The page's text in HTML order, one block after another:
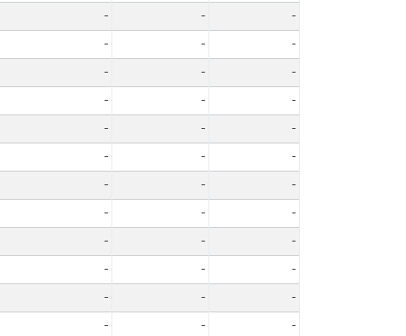
- -
-
- -
-
- -
-
- -
-
- -
-
- -
-
- -
-
- -
-
- -
-
- -
-
- -
-
- -
-